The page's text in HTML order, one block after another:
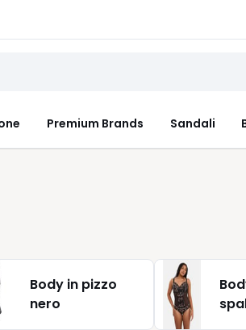
Premium Brands Sandali
Body in pizzo
nero